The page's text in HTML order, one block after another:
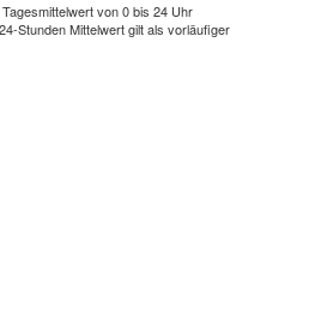
von 0 bis 24 Uhr
Stunden Mittelwert gilt als vorläufiger